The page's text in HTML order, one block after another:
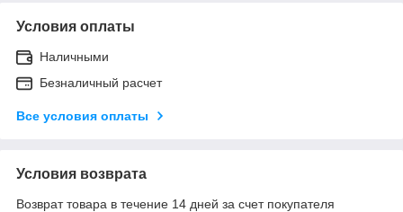
Условия оплаты
Наличными
Безналичный расчет
Все условия оплаты
Условия возврата
Возврат товара в течение 14 дней за счет покупателя